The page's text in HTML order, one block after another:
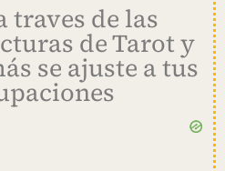
traves de las
de Tarot y
se ajuste a tus